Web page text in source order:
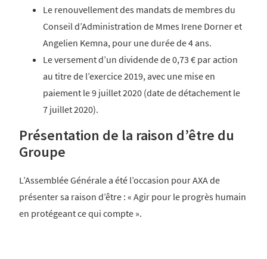
Le renouvellement des mandats de membres du
Conseil d’Administration de Mmes Irene Dorner et
Angelien Kemna, pour une durée de 4 ans.
Le versement d’un dividende de 0,73 € par action
au titre de l’exercice 2019, avec une mise en
paiement le 9 juillet 2020 (date de détachement le
7 juillet 2020).
Présentation de la raison d’être du
Groupe
L’Assemblée Générale a été l’occasion pour AXA de
présenter sa raison d’être : « Agir pour le progrès humain
en protégeant ce qui compte ».